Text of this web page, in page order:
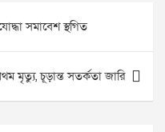
সমাবেশ স্থগিত
মৃত্যু, চূড়ান্ত সতর্কতা জারি